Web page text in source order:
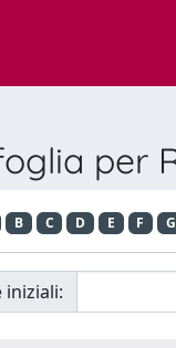
per
B C D E F G
iniziali: